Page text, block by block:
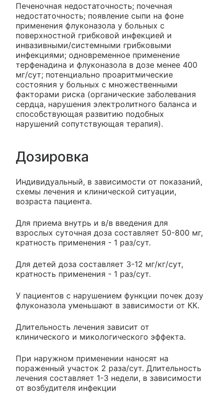
Печеночная недостаточность; почечная
недостаточность; появление сыпи на фоне
применения флуконазола у больных с
поверхностной грибковой инфекцией и
инвазивными/системными грибковыми
инфекциями; одновременное применение
терфенадина и флуконазола в дозе менее 400
мг/сут; потенциально проаритмические
состояния у больных с множественными
факторами риска (органические заболевания
сердца, нарушения электролитного баланса и
способствующая развитию подобных
нарушений сопутствующая терапия).
Дозировка
Индивидуальный, в зависимости от показаний,
схемы лечения и клинической ситуации,
возраста пациента.
Для приема внутрь и в/в введения для
взрослых суточная доза составляет 50-800 мг,
кратность применения - 1 раз/сут.
Для детей доза составляет 3-12 мг/кг/сут,
кратность применения - 1 раз/сут.
У пациентов с нарушением функции почек дозу
флуконазола уменьшают в зависимости от КК.
Длительность лечения зависит от
клинического и микологического эффекта.
При наружном применении наносят на
пораженный участок 2 раза/сут. Длительность
лечения составляет 1-3 недели, в зависимости
от возбудителя инфекции